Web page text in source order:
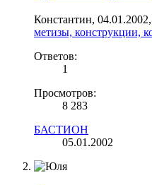
Константин, 04.01.2002
метизы, конструкции,
Ответов:
1
Просмотров:
8 283
БАСТИОН
05.01.2002